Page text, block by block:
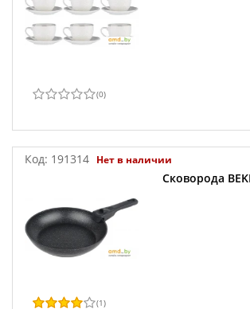
(0)
Код: 191314 Нет в наличии
Сковорода
(1)